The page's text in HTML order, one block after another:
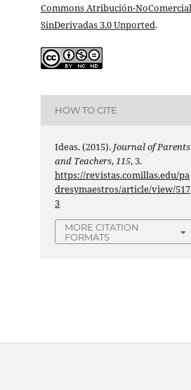
Commons Atribución-
SinDerivadas 3.0 Unported.
HOW TO CITE
Ideas. (2015). Journal of Parents
and Teachers,115, 3.
https://revistas.comillas.edu/pa
dresymaestros/article/view/517
3
MORE CITATION
FORMATS